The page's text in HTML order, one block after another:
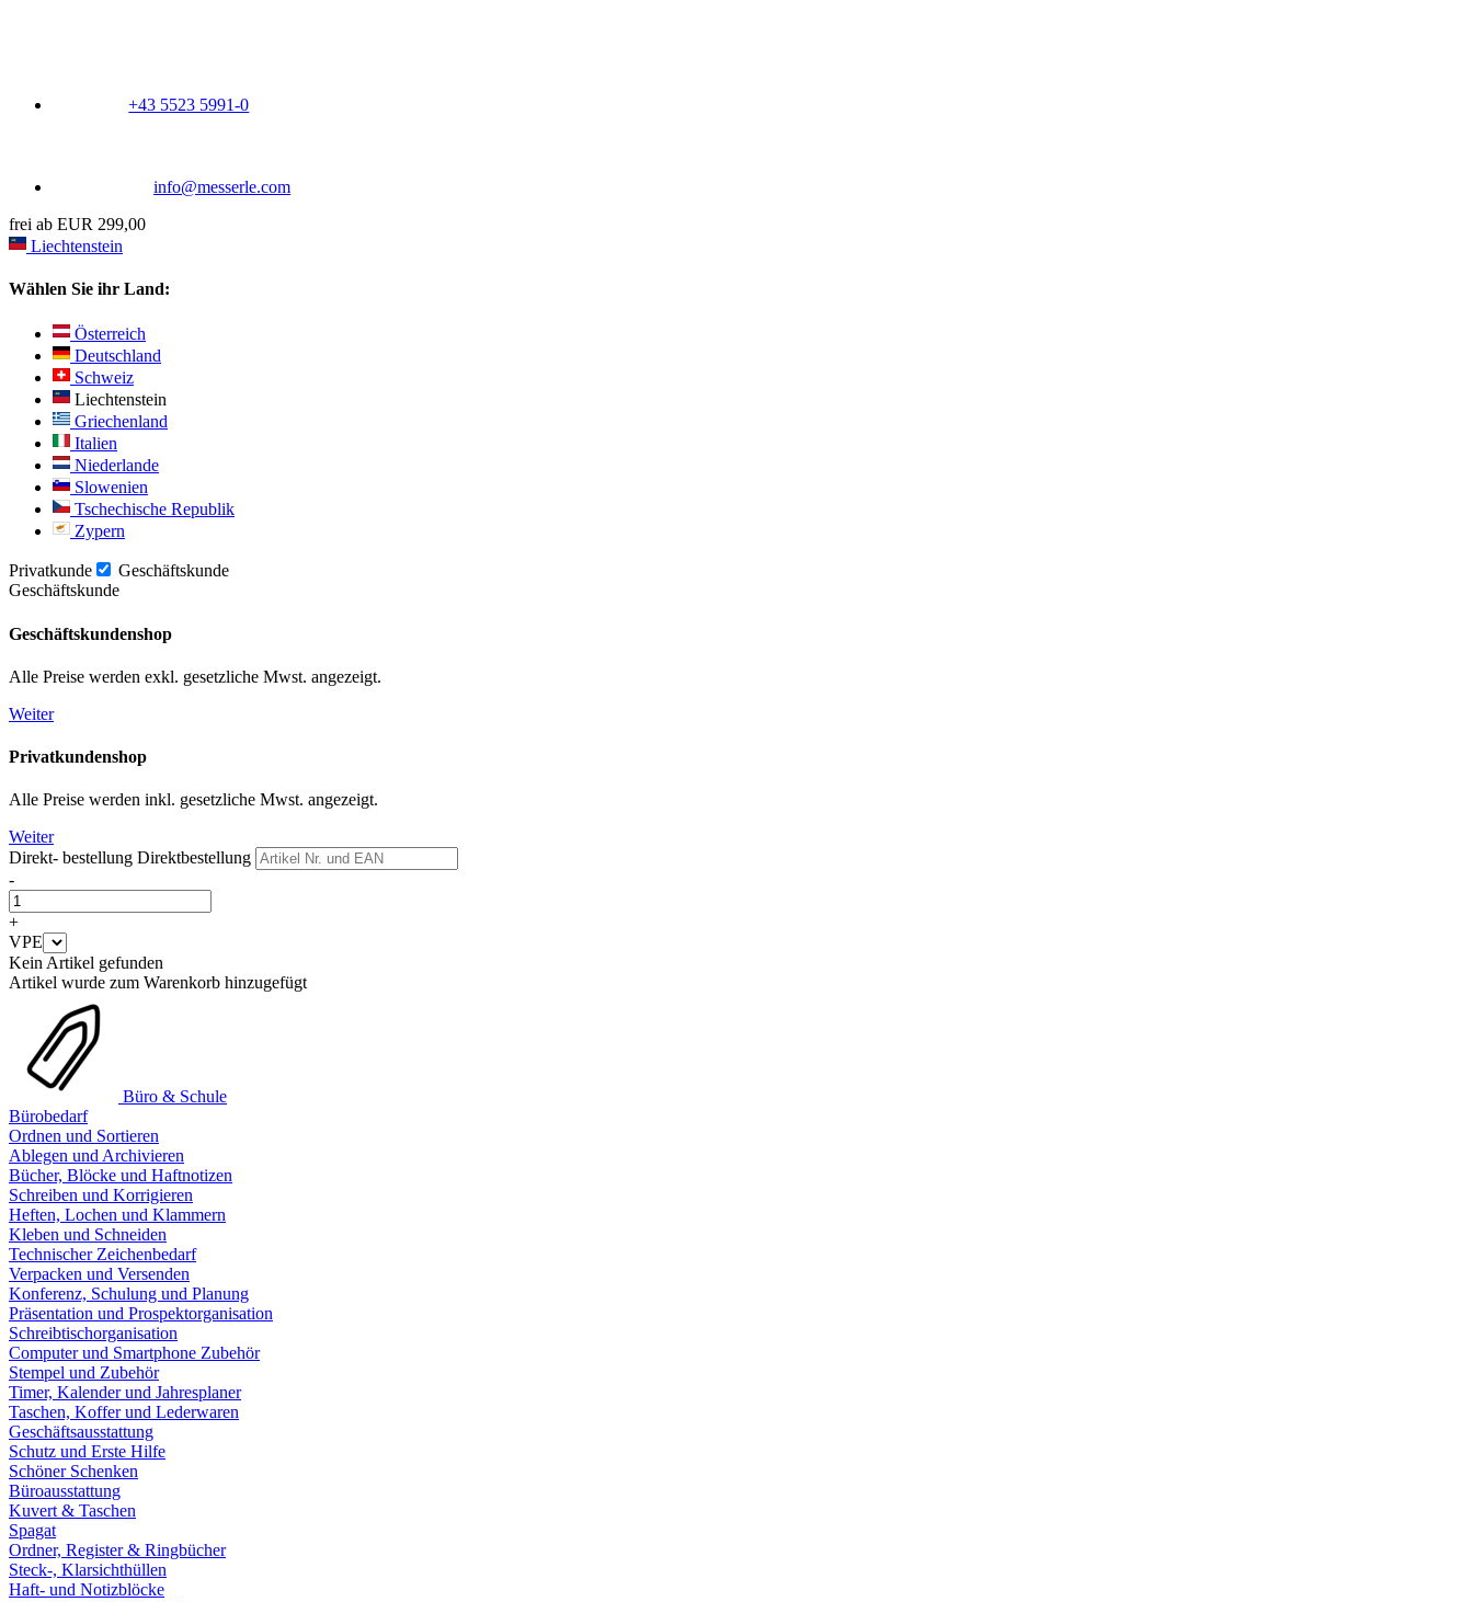
+43 5523 5991-0
info@messerle.com
frei ab EUR 299,00
Liechtenstein
Wählen Sie ihr Land:
Österreich
Deutschland
Schweiz
Liechtenstein
Griechenland
Italien
Niederlande
Slowenien
Tschechische Republik
Zypern
Privatkunde
Geschäftskunde
Geschäftskunde
Geschäftskundenshop
Alle Preise werden exkl. gesetzliche Mwst. angezeigt.
Weiter
Privatkundenshop
Alle Preise werden inkl. gesetzliche Mwst. angezeigt.
Weiter
Direkt- bestellung Direktbestellung
-
+
VPE
Kein Artikel gefunden
Artikel wurde zum Warenkorb hinzugefügt
Büro & Schule
Bürobedarf
Ordnen und Sortieren
Ablegen und Archivieren
Bücher, Blöcke und Haftnotizen
Schreiben und Korrigieren
Heften, Lochen und Klammern
Kleben und Schneiden
Technischer Zeichenbedarf
Verpacken und Versenden
Konferenz, Schulung und Planung
Präsentation und Prospektorganisation
Schreibtischorganisation
Computer und Smartphone Zubehör
Stempel und Zubehör
Timer, Kalender und Jahresplaner
Taschen, Koffer und Lederwaren
Geschäftsausstattung
Schutz und Erste Hilfe
Schöner Schenken
Büroausstattung
Kuvert & Taschen
Spagat
Ordner, Register & Ringbücher
Steck-, Klarsichthüllen
Haft- und Notizblöcke